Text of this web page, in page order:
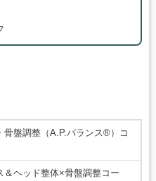
骨盤調整（A.P.バランス®）コ
＆ヘッド整体×骨盤調整コー